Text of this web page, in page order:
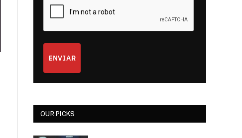
ENVIAR
OUR PICKS